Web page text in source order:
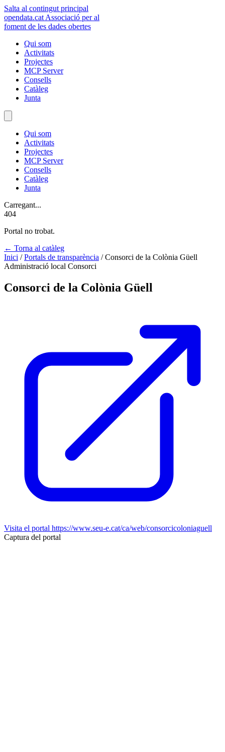
Salta al contingut principal
opendata.cat Associació per al
foment de les dades obertes
Qui som
Activitats
Projectes
MCP Server
Consells
Catàleg
Junta
Qui som
Activitats
Projectes
MCP Server
Consells
Catàleg
Junta
Carregant...
404
Portal no trobat.
← Torna al catàleg
Inici / Portals de transparència / Consorci de la Colònia Güell
Administració local Consorci
Consorci de la Colònia Güell
Visita el portal https://www.seu-e.cat/ca/web/consorcicoloniaguell
Captura del portal